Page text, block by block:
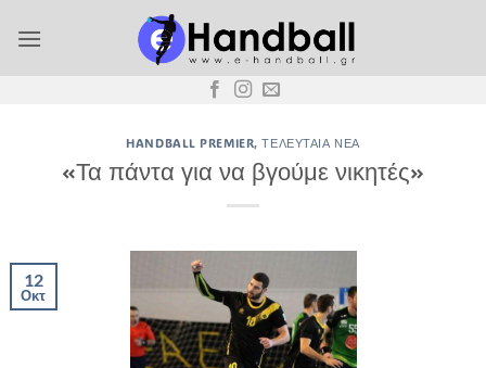
στο
HANDBALL PREMIER,ΤΕΛΕΥΤΑΊΑ ΝΈΑ
«Τα πάντα για να βγούμε νικητές»
12
Οκτ